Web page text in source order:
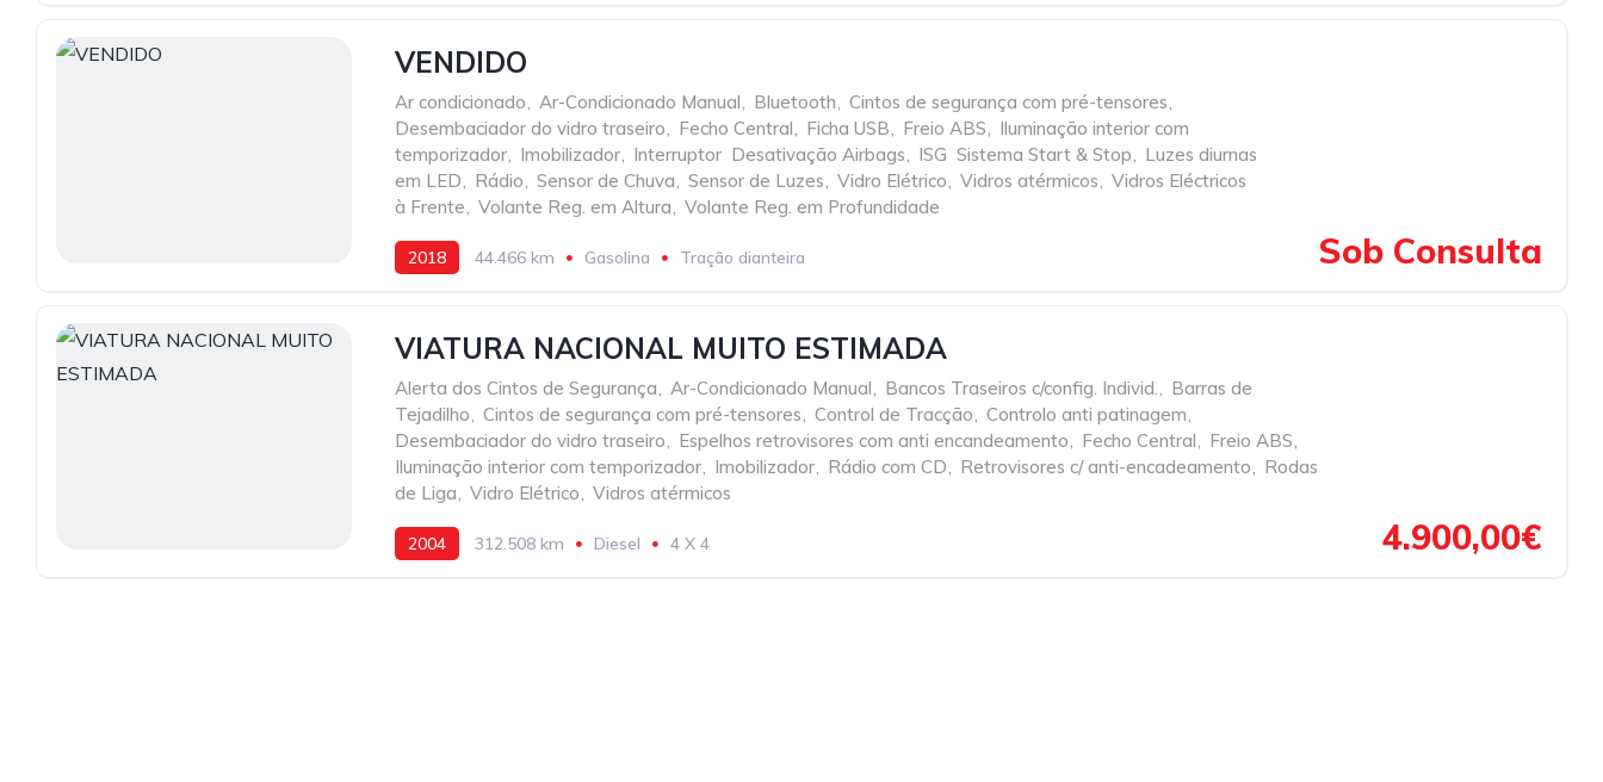
VENDIDO
Ar condicionado, Ar-Condicionado Manual, Bluetooth, Cintos de segurança com pré-tensores,
Desembaciador do vidro traseiro, Fecho Central, Ficha USB, Freio ABS, Iluminação interior com
temporizador, Imobilizador, Interruptor  Desativação Airbags, ISG  Sistema Start & Stop, Luzes diurnas
em LED, Rádio, Sensor de Chuva, Sensor de Luzes, Vidro Elétrico, Vidros atérmicos, Vidros Eléctricos
à Frente, Volante Reg. em Altura, Volante Reg. em Profundidade
2018 44.466 km Gasolina Tração dianteira Sob Consulta
VIATURA NACIONAL MUITO ESTIMADA
Alerta dos Cintos de Segurança, Ar-Condicionado Manual, Bancos Traseiros c/config. Individ., Barras de
Tejadilho, Cintos de segurança com pré-tensores, Control de Tracção, Controlo anti patinagem,
Desembaciador do vidro traseiro, Espelhos retrovisores com anti encandeamento, Fecho Central, Freio ABS,
Iluminação interior com temporizador, Imobilizador, Rádio com CD, Retrovisores c/ anti-encadeamento, Rodas
de Liga, Vidro Elétrico, Vidros atérmicos
2004 312.508 km Diesel 4 X 4 4.900,00€